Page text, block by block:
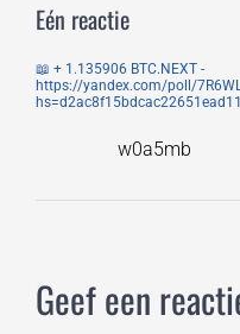
Eén reactie
📖 + 1.135906 BTC.NEXT -
https://yandex.com/poll/
w0a5mb
Geef een